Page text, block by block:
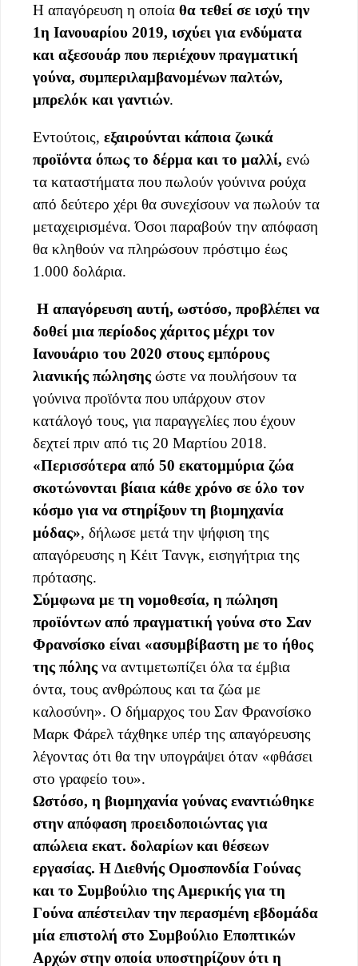
Η απαγόρευση η οποία θα τεθεί σε ισχύ την
1η Ιανουαρίου 2019, ισχύει για ενδύματα
και αξεσουάρ που περιέχουν πραγματική
γούνα, συμπεριλαμβανομένων παλτών,
μπρελόκ και γαντιών.
Εντούτοις, εξαιρούνται κάποια ζωικά
προϊόντα όπως το δέρμα και το μαλλί, ενώ
τα καταστήματα που πωλούν γούνινα ρούχα
από δεύτερο χέρι θα συνεχίσουν να πωλούν τα
μεταχειρισμένα. Όσοι παραβούν την απόφαση
θα κληθούν να πληρώσουν πρόστιμο έως
1.000 δολάρια.
Η απαγόρευση αυτή, ωστόσο, προβλέπει να
δοθεί μια περίοδος χάριτος μέχρι τον
Ιανουάριο του 2020 στους εμπόρους
λιανικής πώλησης ώστε να πουλήσουν τα
γούνινα προϊόντα που υπάρχουν στον
κατάλογό τους, για παραγγελίες που έχουν
δεχτεί πριν από τις 20 Μαρτίου 2018.
«Περισσότερα από 50 εκατομμύρια ζώα
σκοτώνονται βίαια κάθε χρόνο σε όλο τον
κόσμο για να στηρίξουν τη βιομηχανία
μόδας», δήλωσε μετά την ψήφιση της
απαγόρευσης η Κέιτ Τανγκ, εισηγήτρια της
πρότασης.
Σύμφωνα με τη νομοθεσία, η πώληση
προϊόντων από πραγματική γούνα στο Σαν
Φρανσίσκο είναι «ασυμβίβαστη με το ήθος
της πόλης να αντιμετωπίζει όλα τα έμβια
όντα, τους ανθρώπους και τα ζώα με
καλοσύνη». Ο δήμαρχος του Σαν Φρανσίσκο
Μαρκ Φάρελ τάχθηκε υπέρ της απαγόρευσης
λέγοντας ότι θα την υπογράψει όταν «φθάσει
στο γραφείο του».
Ωστόσο, η βιομηχανία γούνας εναντιώθηκε
στην απόφαση προειδοποιώντας για
απώλεια εκατ. δολαρίων και θέσεων
εργασίας. Η Διεθνής Ομοσπονδία Γούνας
και το Συμβούλιο της Αμερικής για τη
Γούνα απέστειλαν την περασμένη εβδομάδα
μία επιστολή στο Συμβούλιο Εποπτικών
Αρχών στην οποία υποστηρίζουν ότι η